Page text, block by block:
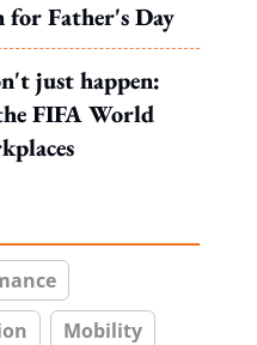
for Father's Day
just happen:
FIFA World
Mobility